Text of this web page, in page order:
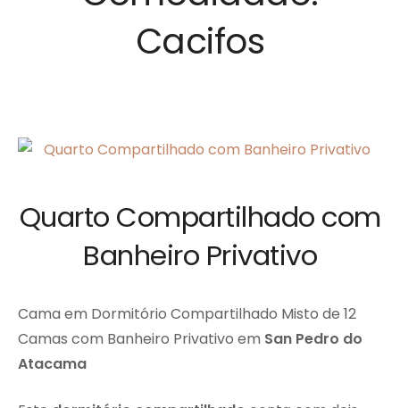
Cacifos
Quarto Compartilhado com
Banheiro Privativo
Cama em Dormitório Compartilhado Misto de 12
Camas com Banheiro Privativo em San Pedro do
Atacama